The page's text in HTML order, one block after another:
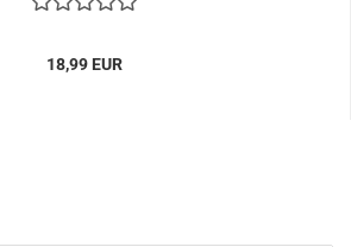
18,99 EUR